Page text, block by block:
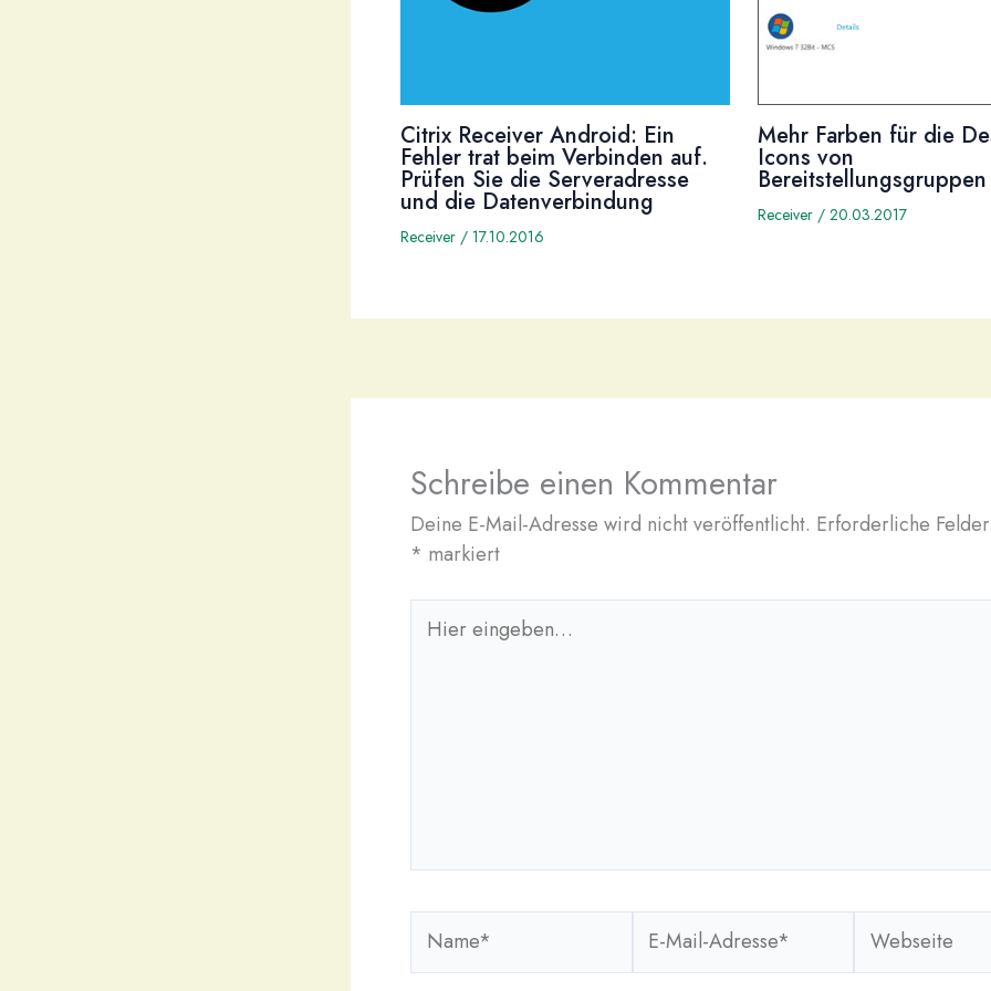
Citrix Receiver Android: Ein
Fehler trat beim Verbinden auf.
Prüfen Sie die Serveradresse
und die Datenverbindung
Receiver / 17.10.2016
Mehr Farben für die
Icons von
Bereitstellungsgruppen
Receiver/ 20.03.2017
Schreibe einen Kommentar
Deine E-Mail-Adresse wird nicht veröffentlicht. Erforderliche
* markiert
eingeben…
Mail-
Webseite